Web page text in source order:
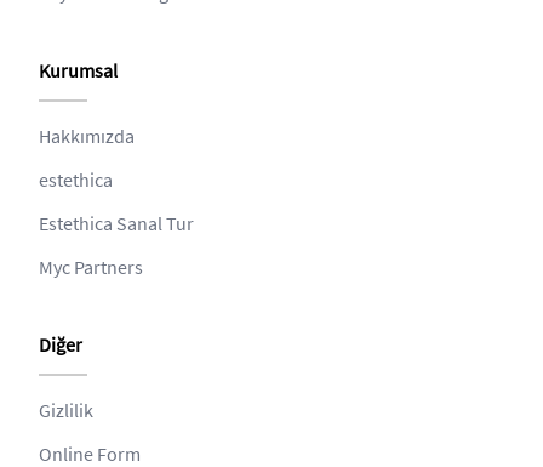
Kurumsal
Hakkımızda
estethica
Estethica Sanal Tur
Myc Partners
Diğer
Gizlilik
Online Form